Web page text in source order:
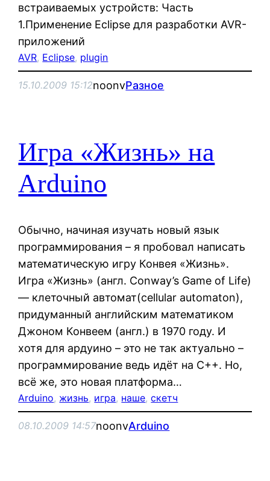
встраиваемых устройств: Часть
1.Применение Eclipse для разработки AVR-
приложений
AVR, Eclipse, plugin
15.10.2009 15:12noonvРазное
Игра «Жизнь» на
Arduino
Обычно, начиная изучать новый язык
программирования – я пробовал написать
математическую игру Конвея «Жизнь».
Игра «Жизнь» (англ. Conway’s Game of Life)
— клеточный автомат(cellular automaton),
придуманный английским математиком
Джоном Конвеем (англ.) в 1970 году. И
хотя для ардуино – это не так актуально –
программирование ведь идёт на С++. Но,
всё же, это новая платформа…
Arduino, жизнь, игра, наше, скетч
08.10.2009 14:57noonvArduino